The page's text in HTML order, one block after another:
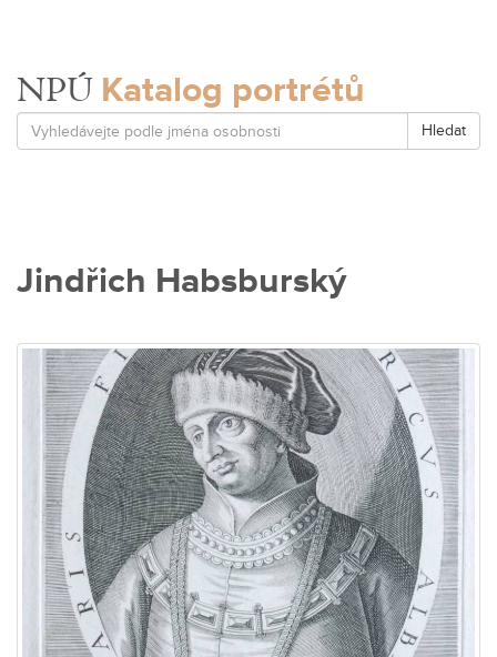
NPÚ Katalog portrétů
Hledat
Jindřich Habsburský